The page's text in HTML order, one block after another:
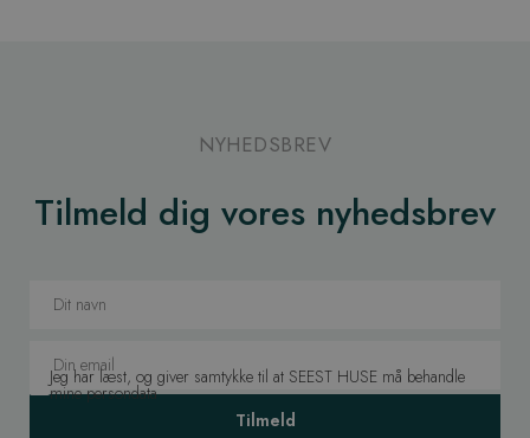
NYHEDSBREV
Tilmeld dig vores nyhedsbrev
Jeg har læst, og giver samtykke til at SEEST HUSE må behandle
mine persondata
Tilmeld